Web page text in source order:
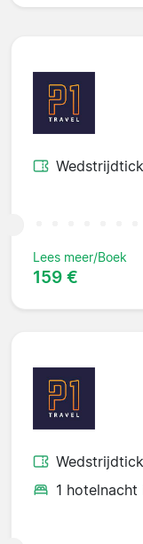
Lees meer/Boek
159 €
1